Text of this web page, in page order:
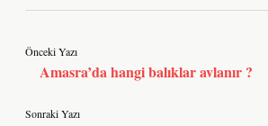
Önceki Yazı
Amasra’da hangi balıklar avlanır ?
Sonraki Yazı